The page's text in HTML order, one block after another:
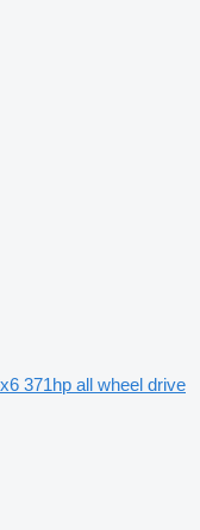
371hp all wheel drive